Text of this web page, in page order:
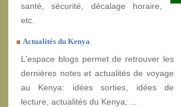
santé, sécurité, décalage horaire,
etc.
Actualités du Kenya
L'espace blogs permet de retrouver les
dernières notes et actualités de voyage
au Kenya: idées sorties, idées de
lecture, actualités du Kenya, ...